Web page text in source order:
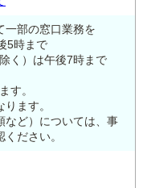
一部の窓口業務を
5時まで
く）は午後7時まで
す。
ます。
など）については、事
ださい。